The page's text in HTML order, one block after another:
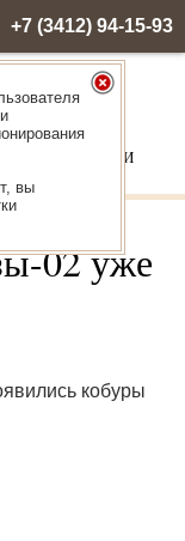
+7 (3412) 94-15-93
Пусто
02 уже
кобуры
вы